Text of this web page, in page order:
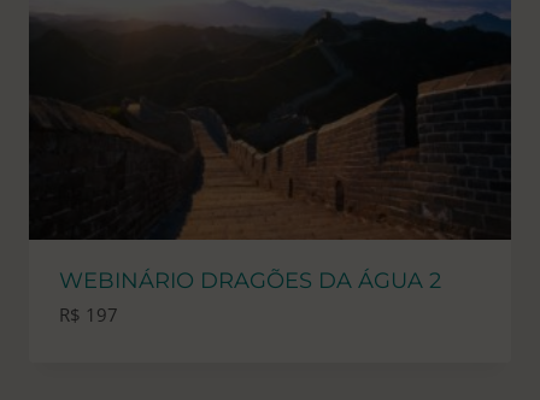
WEBINÁRIO DRAGÕES DA ÁGUA 2
R$ 197